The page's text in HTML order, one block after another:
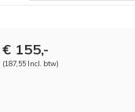
€ 155,-
(187,55 Incl. btw)